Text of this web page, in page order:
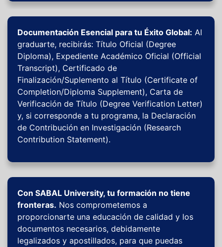
Documentación Esencial para tu Éxito Global: Al
graduarte, recibirás: Título Oficial (Degree
Diploma), Expediente Académico Oficial (Official
Transcript), Certificado de
Finalización/Suplemento al Título (Certificate of
Completion/Diploma Supplement), Carta de
Verificación de Título (Degree Verification Letter)
y, si corresponde a tu programa, la Declaración
de Contribución en Investigación (Research
Contribution Statement).
Con SABAL University, tu formación no tiene
fronteras. Nos comprometemos a
proporcionarte una educación de calidad y los
documentos necesarios, debidamente
legalizados y apostillados, para que puedas